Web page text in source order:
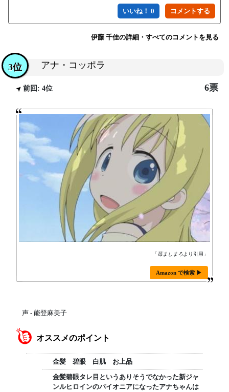
いいね！ 0
伊藤 千佳の詳細・すべてのコメントを見る
アナ・コッポラ
3位
前回: 4位 6票
「苺ましまろ より引用」
Amazon で検索 ▶
声 - 能登麻美子
オススメのポイント
金髪 碧眼 白肌 お上品
金髪碧眼タレ目というありそうでなかった新ジャ
ンルヒロインのパイオニアになったアナちゃんは